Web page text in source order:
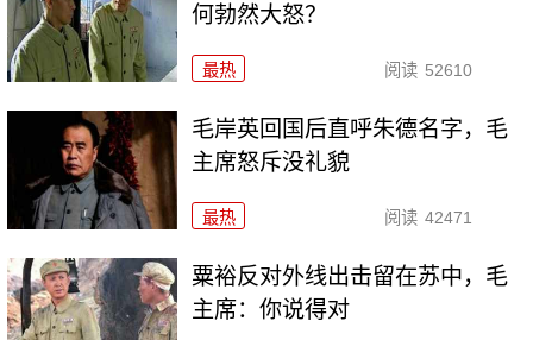
何勃然大怒？
最热 阅读 52610
毛岸英回国后直呼朱德名字，毛
主席怒斥没礼貌
最热 阅读 42471
粟裕反对外线出击留在苏中，毛
主席：你说得对